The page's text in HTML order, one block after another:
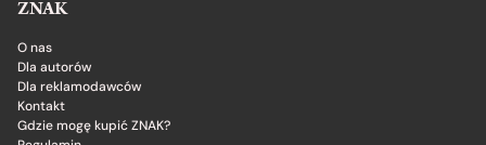
ZNAK
O nas
Dla autorów
Dla reklamodawców
Kontakt
Gdzie mogę kupić ZNAK?